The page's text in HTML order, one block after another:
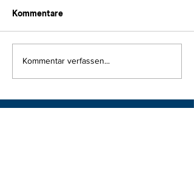
Kommentare
Kommentar verfassen...